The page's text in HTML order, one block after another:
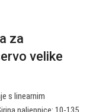
za
velike
s linearnim